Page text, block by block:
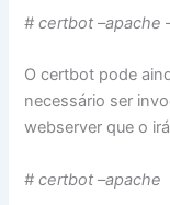
# certbot –apache
O certbot pode
necessário ser
webserver que o
# certbot –apache